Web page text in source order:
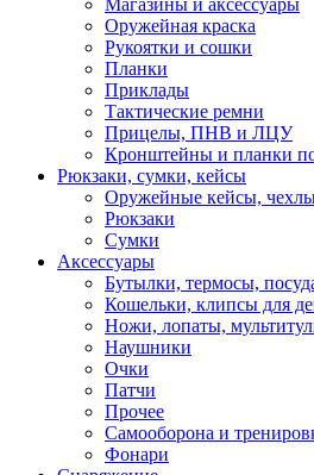
Магазины и аксессуары
Оружейная краска
Рукоятки и сошки
Планки
Приклады
Тактические ремни
Прицелы, ПНВ и ЛЦУ
Кронштейны и планки
Рюкзаки, сумки, кейсы
Оружейные кейсы,
Рюкзаки
Сумки
Аксессуары
Бутылки, термосы,
Кошельки, клипсы для
Ножи, лопаты,
Наушники
Очки
Патчи
Прочее
Самооборона и
Фонари